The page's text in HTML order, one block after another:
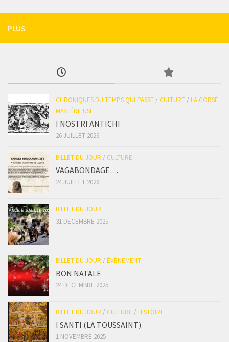
PLUS
CHRONIQUES DU TEMPS QUI PASSE / CULTURE / LA CORSE
MYSTÉRIEUSE
I NOSTRI ANTICHI
26 JUILLET 2026
BILLET DU JOUR / CULTURE
VAGABONDAGE…
24 JUILLET 2026
BILLET DU JOUR
31 DÉCEMBRE 2025
BILLET DU JOUR / ÉVÈNEMENT
BON NATALE
24 DÉCEMBRE 2025
BILLET DU JOUR / CULTURE / HISTOIRE
I SANTI (LA TOUSSAINT)
1 NOVEMBRE 2025